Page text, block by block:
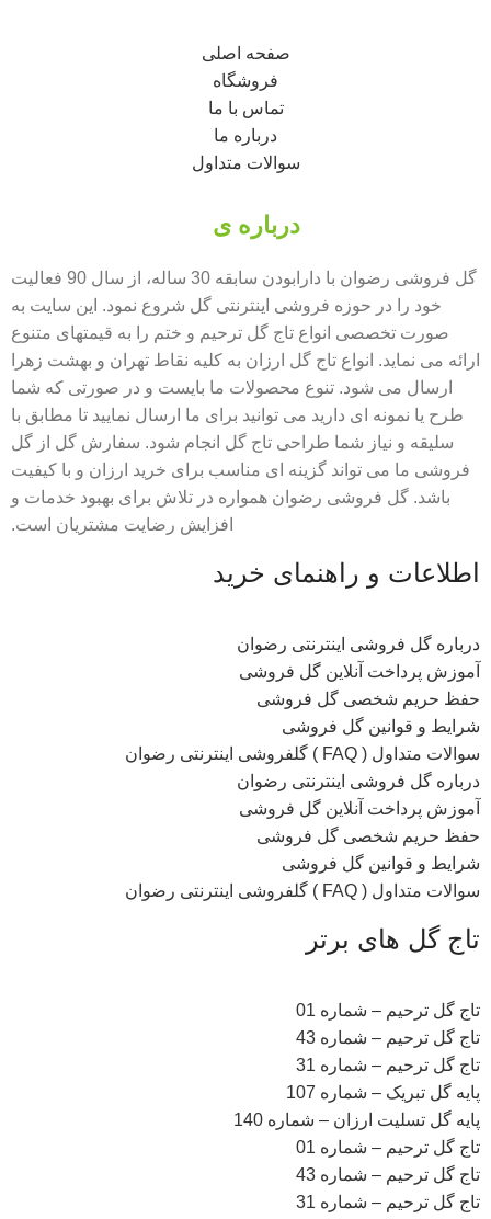
صفحه اصلی
فروشگاه
تماس با ما
درباره ما
سوالات متداول
درباره ی
گل فروشی رضوان با دارابودن سابقه 30 ساله، از سال 90 فعالیت
خود را در حوزه فروشی اینترنتی گل شروع نمود. این سایت به
صورت تخصصی انواع تاج گل ترحیم و ختم را به قیمتهای متنوع
ارائه می نماید. انواع تاج گل ارزان به کلیه نقاط تهران و بهشت زهرا
ارسال می شود. تنوع محصولات ما بایست و در صورتی که شما
طرح یا نمونه ای دارید می توانید برای ما ارسال نمایید تا مطابق با
سلیقه و نیاز شما طراحی تاج گل انجام شود. سفارش گل از گل
فروشی ما می تواند گزینه ای مناسب برای خرید ارزان و با کیفیت
باشد. گل فروشی رضوان همواره در تلاش برای بهبود خدمات و
افزایش رضایت مشتریان است.
اطلاعات و راهنمای خرید
درباره گل فروشی اینترنتی رضوان
آموزش پرداخت آنلاین گل فروشی
حفظ حریم شخصی گل فروشی
شرایط و قوانین گل فروشی
سوالات متداول ( FAQ ) گلفروشی اینترنتی رضوان
درباره گل فروشی اینترنتی رضوان
آموزش پرداخت آنلاین گل فروشی
حفظ حریم شخصی گل فروشی
شرایط و قوانین گل فروشی
سوالات متداول ( FAQ ) گلفروشی اینترنتی رضوان
تاج گل های برتر
تاج گل ترحیم – شماره 01
تاج گل ترحیم – شماره 43
تاج گل ترحیم – شماره 31
پایه گل تبریک – شماره 107
پایه گل تسلیت ارزان – شماره 140
تاج گل ترحیم – شماره 01
تاج گل ترحیم – شماره 43
تاج گل ترحیم – شماره 31